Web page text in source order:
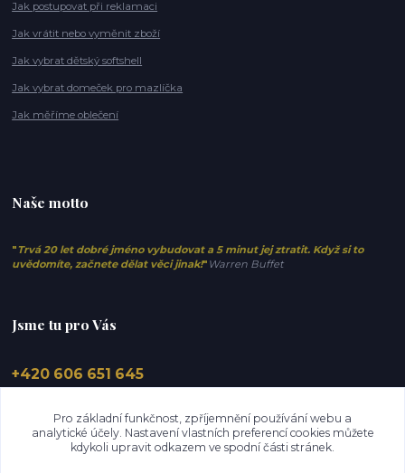
Jak postupovat při reklamaci
Jak vrátit nebo vyměnit zboží
Jak vybrat dětský softshell
Jak vybrat domeček pro mazlíčka
Jak měříme oblečení
Naše motto
" Trvá 20 let dobré jméno vybudovat a 5 minut jej ztratit. Když si to
uvědomíte, začnete dělat věci jinak!" Warren Buffet
Jsme tu pro Vás
+420 606 651 645
info@elfino.cz
Pro základní funkčnost, zpříjemnění používání webu a
analytické účely. Nastavení vlastních preferencí cookies můžete
kdykoli upravit odkazem ve spodní části stránek.